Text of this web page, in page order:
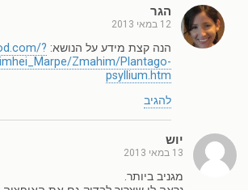
הגר
12 במאי 2013
הנה קצת מידע על הנושא: ?
Zmahim/Plantago-
psyllium.htm
להגיב
יוש
13 במאי 2013
מגניב ביותר.